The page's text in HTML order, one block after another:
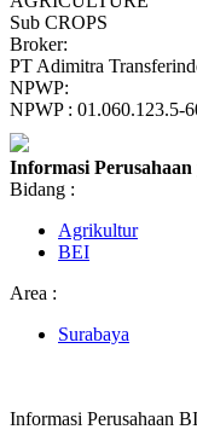
Sub CROPS
Broker:
PT Adimitra
NPWP:
NPWP : 01.060.123.5-
Informasi
Bidang :
Agrikultur
BEI
Area :
Surabaya
Informasi Perusahaan